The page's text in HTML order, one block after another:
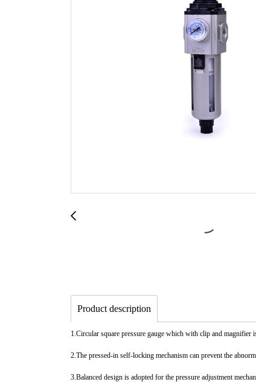
Product description
1.Circular square pressure gauge which with clip and magnifier
2.The pressed-in self-locking mechanism can prevent the
3.Balanced design is adopted for the pressure adjustment